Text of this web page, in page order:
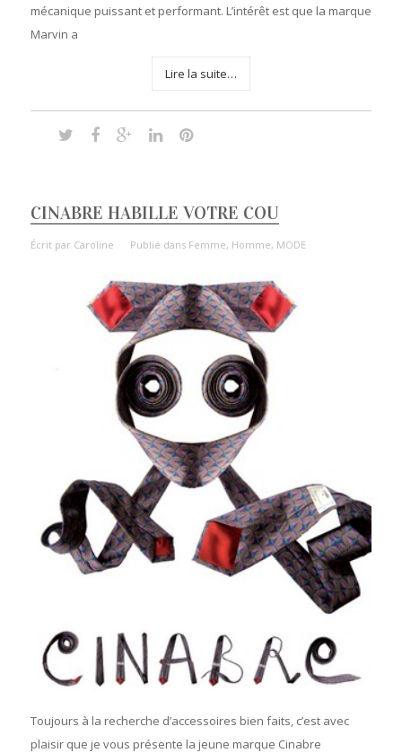
mécanique puissant et performant. L’intérêt est que la marque
Marvin a
Lire la suite…
CINABRE HABILLE VOTRE COU
Écrit par Caroline Publié dans Femme, Homme, MODE
Toujours à la recherche d’accessoires bien faits, c’est avec
plaisir que je vous présente la jeune marque Cinabre